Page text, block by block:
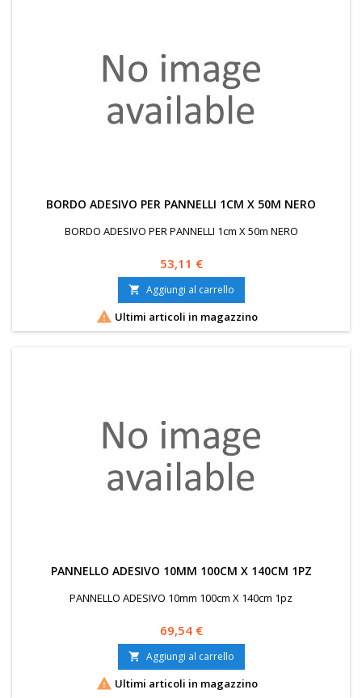
BORDO ADESIVO PER PANNELLI 1CM X 50M NERO
BORDO ADESIVO PER PANNELLI 1cm X 50m NERO
Prezzo
53,11 €
 Aggiungi al carrello
 Ultimi articoli in magazzino
PANNELLO ADESIVO 10MM 100CM X 140CM 1PZ
PANNELLO ADESIVO 10mm 100cm X 140cm 1pz
Prezzo
69,54 €
 Aggiungi al carrello
 Ultimi articoli in magazzino